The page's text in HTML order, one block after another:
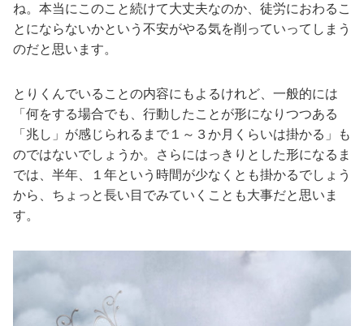
ね。本当にこのこと続けて大丈夫なのか、徒労におわるこ
とにならないかという不安がやる気を削っていってしまう
のだと思います。
とりくんでいることの内容にもよるけれど、一般的には
「何をする場合でも、行動したことが形になりつつある
「兆し」が感じられるまで１～３か月くらいは掛かる」も
のではないでしょうか。さらにはっきりとした形になるま
では、半年、１年という時間が少なくとも掛かるでしょう
から、ちょっと長い目でみていくことも大事だと思いま
す。